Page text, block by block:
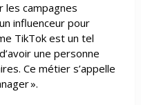
les campagnes
influenceur pour
TikTok est un tel
une personne
Ce métier s’appelle
».